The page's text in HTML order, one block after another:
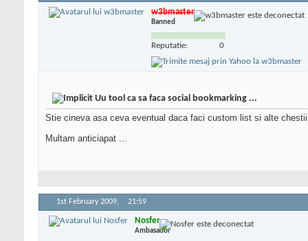
w3bmaster
Banned
Reputatie: 0
Uu tool ca sa faca social bookmarking ...
Stie cineva asa ceva eventual daca faci custom list si alte
Multam anticiapat ...
1st February 2009, 21:59
Nosfer
Ambasador